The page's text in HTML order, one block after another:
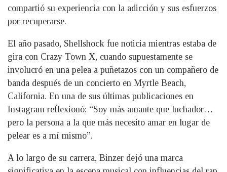
compartió su experiencia con la adicción y sus esfuerzos
por recuperarse.
El año pasado, Shellshock fue noticia mientras estaba de
gira con Crazy Town X, cuando supuestamente se
involucró en una pelea a puñetazos con un compañero de
banda después de un concierto en Myrtle Beach,
California. En una de sus últimas publicaciones en
Instagram reflexionó: “Soy más amante que luchador…
pero la persona a la que más necesito amar en lugar de
pelear es a mí mismo”.
A lo largo de su carrera, Binzer dejó una marca